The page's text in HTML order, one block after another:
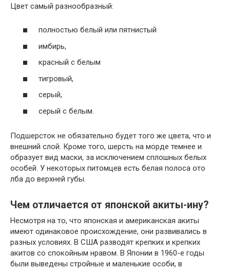
Цвет самый разнообразный:
полностью белый или пятнистый
имбирь,
красный с белым
тигровый,
серый,
серый с белым.
Подшерсток не обязательно будет того же цвета, что и
внешний слой. Кроме того, шерсть на морде темнее и
образует вид маски, за исключением сплошных белых
особей. У некоторых питомцев есть белая полоса ото
лба до верхней губы.
Чем отличается от японской акиты-ину?
Несмотря на то, что японская и американская акиты
имеют одинаковое происхождение, они развивались в
разных условиях. В США разводят крепких и крепких
акитов со спокойным нравом. В Японии в 1960-е годы
были выведены стройные и маленькие особи, в